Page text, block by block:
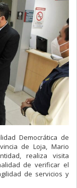
Democrática de
de Loja, Mario
realiza visita
de verificar el
de servicios y